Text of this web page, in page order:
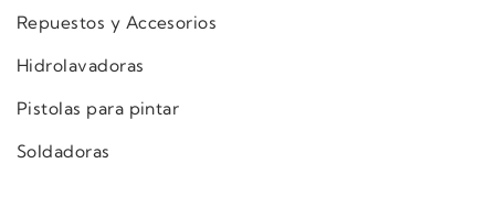
Repuestos y Accesorios
Hidrolavadoras
Pistolas para pintar
Soldadoras